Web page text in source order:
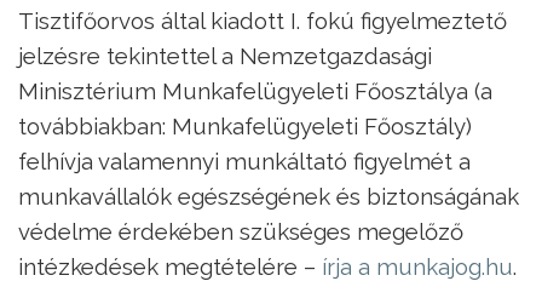
Tisztifőorvos által kiadott I. fokú figyelmeztető
jelzésre tekintettel a Nemzetgazdasági
Minisztérium Munkafelügyeleti Főosztálya (a
továbbiakban: Munkafelügyeleti Főosztály)
felhívja valamennyi munkáltató figyelmét a
munkavállalók egészségének és biztonságának
védelme érdekében szükséges megelőző
intézkedések megtételére – írja a munkajog.hu.